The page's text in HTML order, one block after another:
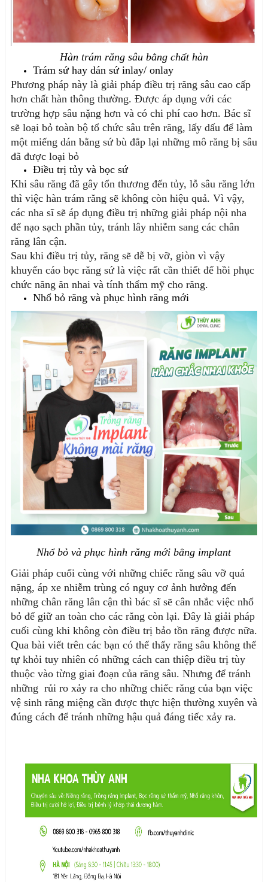
Hàn trám răng sâu bằng chất hàn
Trám sứ hay dán sứ inlay/ onlay
Phương pháp này là giải pháp điều trị răng sâu cao cấp
hơn chất hàn thông thường. Được áp dụng với các
trường hợp sâu nặng hơn và có chi phí cao hơn. Bác sĩ
sẽ loại bỏ toàn bộ tổ chức sâu trên răng, lấy dấu để làm
một miếng dán bằng sứ bù đắp lại những mô răng bị sâu
đã được loại bỏ
Điều trị tủy và bọc sứ
Khi sâu răng đã gây tổn thương đến tủy, lỗ sâu răng lớn
thì việc hàn trám răng sẽ không còn hiệu quả. Vì vậy,
các nha sĩ sẽ áp dụng điều trị những giải pháp nội nha
để nạo sạch phần tủy, tránh lây nhiễm sang các chân
răng lân cận.
Sau khi điều trị tủy, răng sẽ dễ bị vỡ, giòn vì vậy
khuyến cáo bọc răng sứ là việc rất cần thiết để hồi phục
chức năng ăn nhai và tính thẩm mỹ cho răng.
Nhổ bỏ răng và phục hình răng mới
Nhổ bỏ và phục hình răng mới bằng implant
Giải pháp cuối cùng với những chiếc răng sâu vỡ quá
nặng, áp xe nhiễm trùng có nguy cơ ảnh hưởng đến
những chân răng lân cận thì bác sĩ sẽ cân nhắc việc nhổ
bỏ để giữ an toàn cho các răng còn lại. Đây là giải pháp
cuối cùng khi không còn điều trị bảo tồn răng được nữa.
Qua bài viết trên các bạn có thể thấy răng sâu không thể
tự khỏi tuy nhiên có những cách can thiệp điều trị tùy
thuộc vào từng giai đoạn của răng sâu. Nhưng để tránh
những  rủi ro xảy ra cho những chiếc răng của bạn việc
vệ sinh răng miệng cần được thực hiện thường xuyên và
đúng cách để tránh những hậu quả đáng tiếc xảy ra.